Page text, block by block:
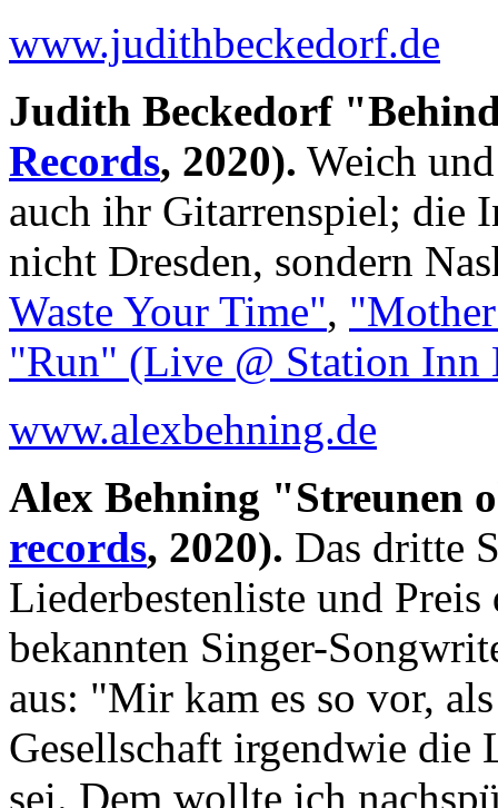
www.judithbeckedorf.de
Judith Beckedorf
Records, 2020). Weich
auch ihr Gitarrenspiel; die
nicht Dresden, sondern
Waste Your Time",
"Run" (Live @ Station Inn
www.alexbehning.de
Alex Behning "Streunen
records, 2020). Das dritte
Liederbestenliste und
bekannten Singer-
aus: "Mir kam es so vor,
Gesellschaft irgendwie die
sei. Dem wollte ich